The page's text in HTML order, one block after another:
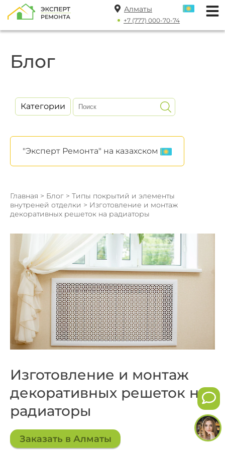
Алматы
+7 (777) 000-70-74
Блог
Категории
"Эксперт Ремонта" на казахском
Главная > Блог > Типы покрытий и элементы
внутреней отделки > Изготовление и монтаж
декоративных решеток на радиаторы
Изготовление и монтаж
декоративных решеток на
радиаторы
Заказать в Алматы